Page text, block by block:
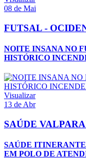
08 de Mai
FUTSAL -
NOITE INSANA NO
HISTÓRICO
Visualizar
13 de Abr
SAÚDE
SAÚDE
EM POLO DE